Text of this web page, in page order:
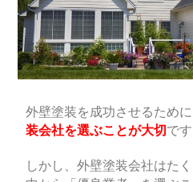
外壁塗装を成功させるため
装会社を選ぶことが大切です
しかし、外壁塗装会社はた